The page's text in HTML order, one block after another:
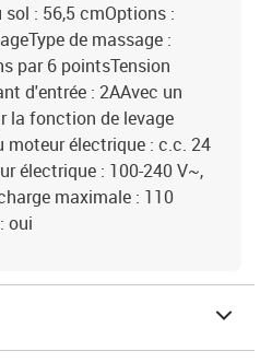
: 56,5 cmOptions :
de massage :
par 6 pointsTension
d'entrée : 2AAvec un
la fonction de levage
moteur électrique : c.c. 24
électrique : 100-240 V~,
maximale : 110
oui